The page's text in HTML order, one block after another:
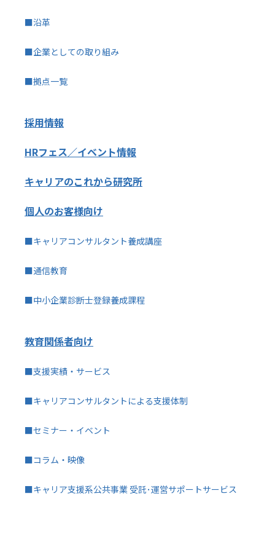
■沿革
■企業としての取り組み
■拠点一覧
採用情報
HRフェス／イベント情報
キャリアのこれから研究所
個人のお客様向け
■キャリアコンサルタント養成講座
■通信教育
■中小企業診断士登録養成課程
教育関係者向け
■支援実績・サービス
■キャリアコンサルタントによる支援体制
■セミナー・イベント
■コラム・映像
■キャリア支援系公共事業 受託･運営サポートサービス